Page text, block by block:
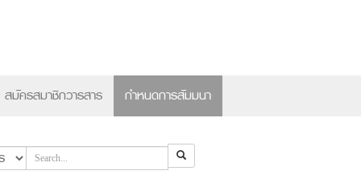
สมัครสมาชิกวารสาร กำหนดการสัมมนา